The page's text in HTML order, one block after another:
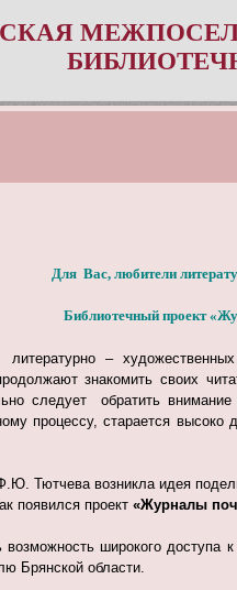
Для Вас, любители
Библиотечный проект
–
знакомить своих
следует обратить
процессу, старается
Тютчева возникла идея
появился проект «Журналы
широкого доступа
Брянской области.